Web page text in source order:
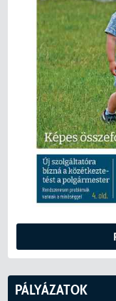
PÁLYÁZATOK